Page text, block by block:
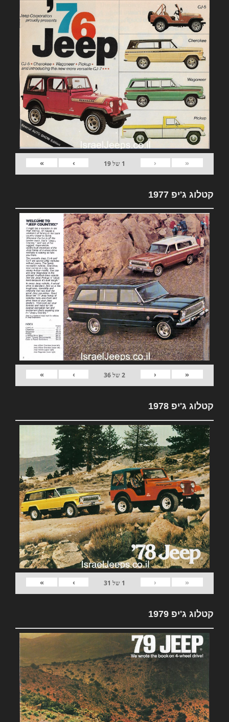
«
‹
1 של19
›
»
קטלוג ג'יפ 1977
«
‹
2של36
›
»
קטלוג ג'יפ 1978
«
‹
1 של 31
›
»
קטלוג ג'יפ 1979